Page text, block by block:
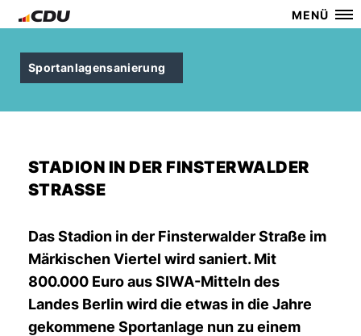
MENÜ
Sportanlagensanierung
STADION IN DER FINSTERWALDER
STRASSE
Das Stadion in der Finsterwalder Straße im
Märkischen Viertel wird saniert. Mit
800.000 Euro aus SIWA-Mitteln des
Landes Berlin wird die etwas in die Jahre
gekommene Sportanlage nun zu einem